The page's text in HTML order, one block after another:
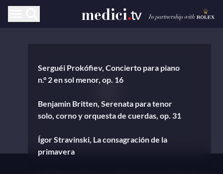
Serguéi Prokófiev, Concierto para piano
n.° 2 en sol menor, op. 16
Benjamin Britten, Serenata para tenor
solo, corno y orquesta de cuerdas, op. 31
Ígor Stravinski, La consagración de la
primavera